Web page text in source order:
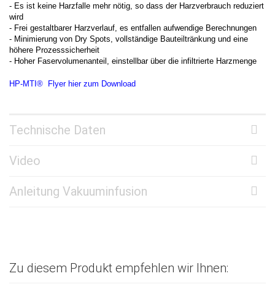
- Es ist keine Harzfalle mehr nötig, so dass der Harzverbrauch reduziert
wird
- Frei gestaltbarer Harzverlauf, es entfallen aufwendige Berechnungen
- Minimierung von Dry Spots, vollständige Bauteiltränkung und eine
höhere Prozesssicherheit
- Hoher Faservolumenanteil, einstellbar über die infiltrierte Harzmenge
HP-MTI® Flyer hier zum Download
Technische Daten
Video
Anleitung Vakuuminfusion
Zu diesem Produkt empfehlen wir Ihnen: